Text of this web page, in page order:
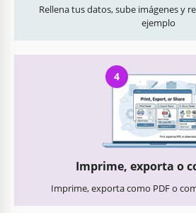
Rellena tus datos, sube imágenes y
ejemplo
4
Imprime, exporta o
Imprime, exporta como PDF o